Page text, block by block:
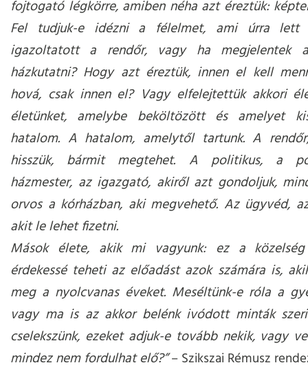
fojtogató légkörre, amiben néha azt éreztük:
Fel tudjuk-e idézni a félelmet, ami úrra lett
igazoltatott a rendőr, vagy ha megjelentek
házkutatni? Hogy azt éreztük, innen el kell
hová, csak innen el? Vagy elfelejtettük akkori
életünket, amelybe beköltözött és amelyet
hatalom. A hatalom, amelytől tartunk. A
hisszük, bármit megtehet. A politikus, a
házmester, az igazgató, akiről azt gondoljuk,
orvos a kórházban, aki megvehető. Az ügyvéd,
akit le lehet fizetni.
Mások élete, akik mi vagyunk: ez a
érdekessé teheti az előadást azok számára is,
meg a nyolcvanas éveket. Meséltünk-e róla a
vagy ma is az akkor belénk ivódott minták
cselekszünk, ezeket adjuk-e tovább nekik, vagy
mindez nem fordulhat elő?”– Szikszai Rémusz